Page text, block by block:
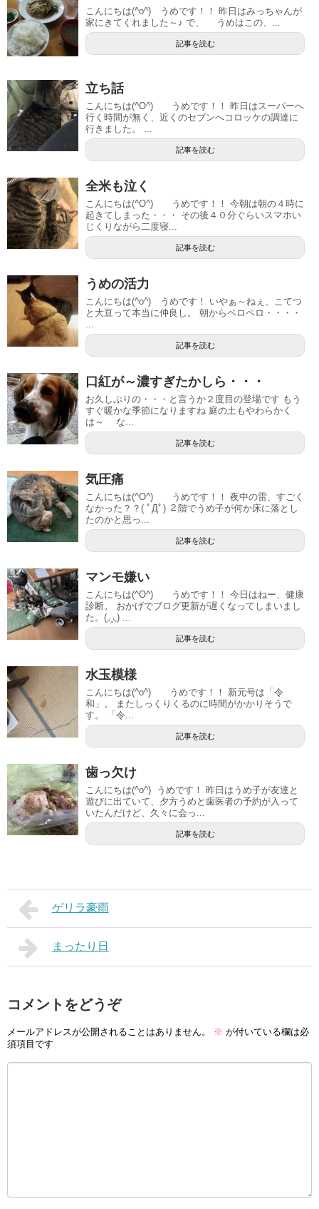
こんにちは(^o^) うめです！！ 昨日はみっちゃんが
家にきてくれました～♪ で、 うめはこの、...
記事を読む
立ち話
こんにちは(^O^) うめです！！ 昨日はスーパーへ
行く時間が無く、近くのセブンへコロッケの調達に
行きました。 ...
記事を読む
全米も泣く
こんにちは(^O^) うめです！！ 今朝は朝の４時に
起きてしまった・・・ その後４０分ぐらいスマホい
じくりながら二度寝...
記事を読む
うめの活力
こんにちは(^o^) うめです！ いやぁ～ねぇ、こてつ
と大豆って本当に仲良し。 朝からペロペロ・・・・
記事を読む
口紅が～濃すぎたかしら・・・
お久しぶりの・・・と言うか２度目の登場です もう
すぐ暖かな季節になりますね 庭の土もやわらかく
は～ な...
記事を読む
気圧痛
こんにちは(^O^) うめです！！ 夜中の雷、すごく
なかった？？( ﾟДﾟ) ２階でうめ子が何か床に落とし
たのかと思っ...
記事を読む
マンモ嫌い
こんにちは(^O^) うめです！！ 今日はねー、健康
診断。 おかげでブログ更新が遅くなってしまいまし
た。(◞‸◟) ...
記事を読む
水玉模様
こんにちは(^o^) うめです！！ 新元号は「令
和」。 またしっくりくるのに時間がかかりそうで
す。 「令...
記事を読む
歯っ欠け
こんにちは(^o^) うめです！ 昨日はうめ子が友達と
遊びに出ていて、夕方うめと歯医者の予約が入って
いたんだけど、久々に会っ...
記事を読む
ゲリラ豪雨
まったり日
コメントをどうぞ
メールアドレスが公開されることはありません。 ※ が付いている欄は必
須項目です